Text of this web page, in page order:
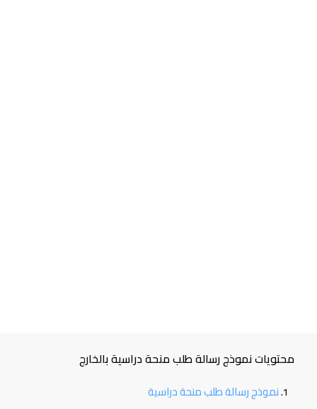
محتويات نموذج رسالة طلب منحة دراسية بالخارج
نموذج رسالة طلب منحة دراسية